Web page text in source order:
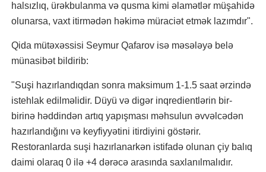
halsızlıq, ürəkbulanma və qusma kimi əlamətlər müşahidə
olunarsa, vaxt itirmədən həkimə müraciət etmək lazımdır".
Qida mütəxəssisi Seymur Qafarov isə məsələyə belə
münasibət bildirib:
"Suşi hazırlandıqdan sonra maksimum 1-1.5 saat ərzində
istehlak edilməlidir. Düyü və digər inqredientlərin bir-
birinə həddindən artıq yapışması məhsulun əvvəlcədən
hazırlandığını və keyfiyyətini itirdiyini göstərir.
Restoranlarda suşi hazırlanarkən istifadə olunan çiy balıq
daimi olaraq 0 ilə +4 dərəcə arasında saxlanılmalıdır.